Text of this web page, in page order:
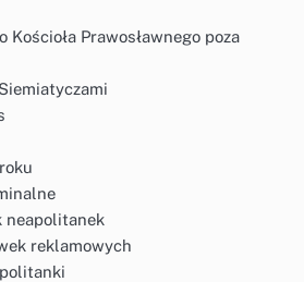
Kościoła Prawosławnego poza
neapolitanek
reklamowych